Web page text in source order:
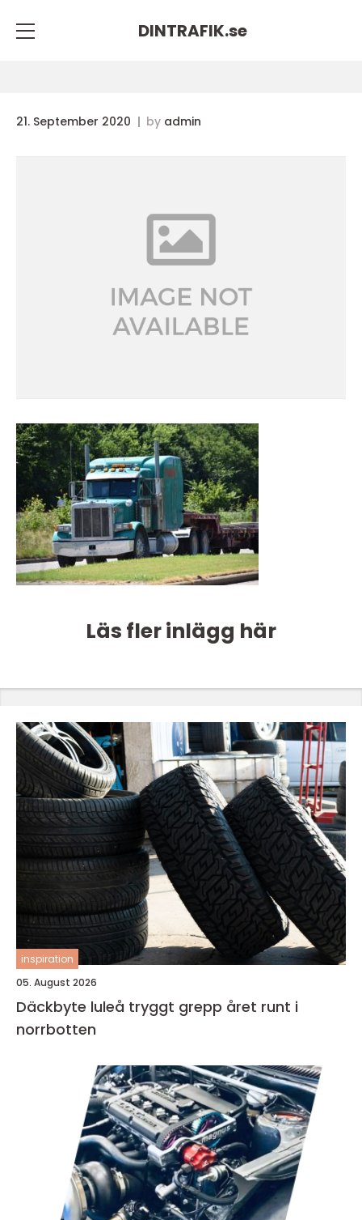
DINTRAFIK.se
21. September 2020 by admin
Läs fler inlägg här
inspiration
05. August 2026
Däckbyte luleå tryggt grepp året runt i
norrbotten